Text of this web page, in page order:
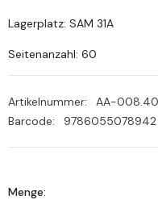
Lagerplatz: SAM 31A
Seitenanzahl: 60
Artikelnummer:
AA-
Barcode:
9786055078942
Menge: